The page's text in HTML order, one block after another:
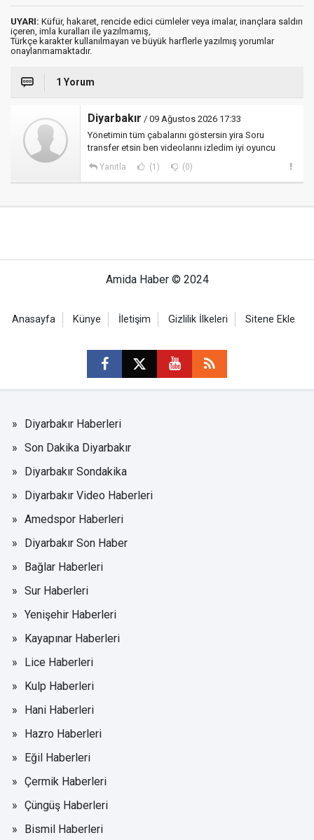
UYARI: Küfür, hakaret, rencide edici cümleler veya imalar, inançlara saldırı
içeren, imla kuralları ile yazılmamış,
Türkçe karakter kullanılmayan ve büyük harflerle yazılmış yorumlar
onaylanmamaktadır.
1 Yorum
Diyarbakır / 09 Ağustos 2026 17:33
Yönetimin tüm çabalarını göstersin yira Soru
transfer etsin ben videolarını izledim iyi oyuncu
Yanıtla (1) (0)
Amida Haber © 2024
Anasayfa Künye İletişim Gizlilik İlkeleri Sitene Ekle
Diyarbakır Haberleri
Son Dakika Diyarbakır
Diyarbakır Sondakika
Diyarbakır Video Haberleri
Amedspor Haberleri
Diyarbakır Son Haber
Bağlar Haberleri
Sur Haberleri
Yenişehir Haberleri
Kayapınar Haberleri
Lice Haberleri
Kulp Haberleri
Hani Haberleri
Hazro Haberleri
Eğil Haberleri
Çermik Haberleri
Çüngüş Haberleri
Bismil Haberleri